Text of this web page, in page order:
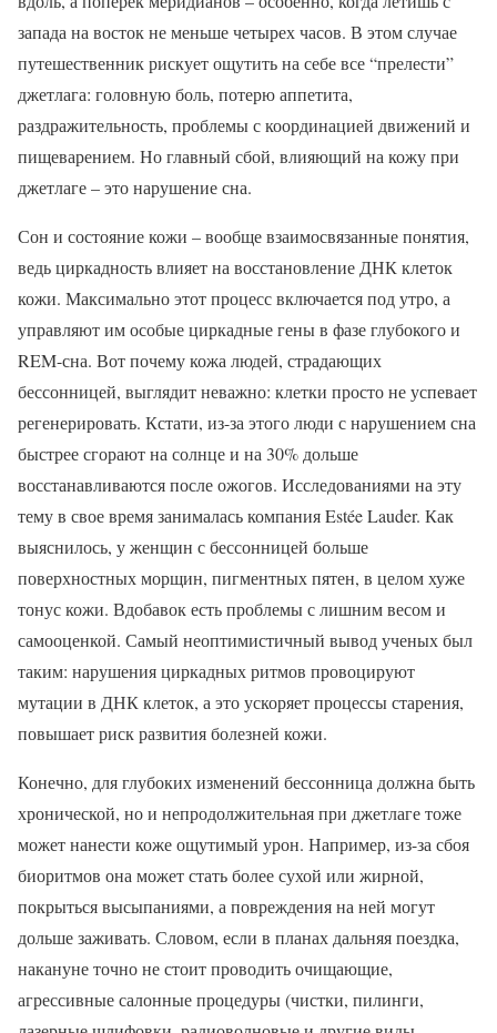
запада на восток не меньше четырех часов. В этом случае
путешественник рискует ощутить на себе все “прелести”
джетлага: головную боль, потерю аппетита,
раздражительность, проблемы с координацией движений и
пищеварением. Но главный сбой, влияющий на кожу при
джетлаге – это нарушение сна.
Сон и состояние кожи – вообще взаимосвязанные понятия,
ведь циркадность влияет на восстановление ДНК клеток
кожи. Максимально этот процесс включается под утро, а
управляют им особые циркадные гены в фазе глубокого и
REM-сна. Вот почему кожа людей, страдающих
бессонницей, выглядит неважно: клетки просто не успевает
регенерировать. Кстати, из-за этого люди с нарушением сна
быстрее сгорают на солнце и на 30% дольше
восстанавливаются после ожогов. Исследованиями на эту
тему в свое время занималась компания Estée Lauder. Как
выяснилось, у женщин с бессонницей больше
поверхностных морщин, пигментных пятен, в целом хуже
тонус кожи. Вдобавок есть проблемы с лишним весом и
самооценкой. Самый неоптимистичный вывод ученых был
таким: нарушения циркадных ритмов провоцируют
мутации в ДНК клеток, а это ускоряет процессы старения,
повышает риск развития болезней кожи.
Конечно, для глубоких изменений бессонница должна быть
хронической, но и непродолжительная при джетлаге тоже
может нанести коже ощутимый урон. Например, из-за сбоя
биоритмов она может стать более сухой или жирной,
покрыться высыпаниями, а повреждения на ней могут
дольше заживать. Словом, если в планах дальняя поездка,
накануне точно не стоит проводить очищающие,
агрессивные салонные процедуры (чистки, пилинги,